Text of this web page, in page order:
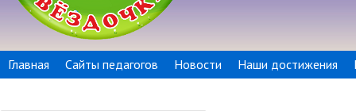
Главная Сайты педагогов Новости Наши достижения